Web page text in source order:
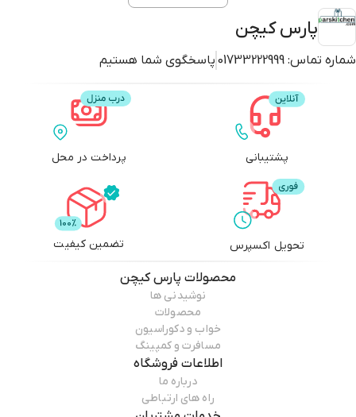
پارس کیچن
شماره تماس: 01733222999 پاسخگوی شما هستیم
پشتیبانی پرداخت در محل
تحویل اکسپرس تضمین کیفیت
محصولات پارس کیچن
نوشیدنی ها
محصولات
خواب و دکوراسیون
مسافرت و کمپینگ
اطلاعات فروشگاه
درباره ما
راه های ارتباطی